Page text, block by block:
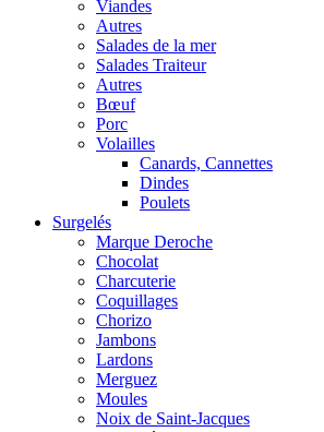
Viandes
Autres
Salades de la mer
Salades Traiteur
Autres
Bœuf
Porc
Volailles
Canards, Cannettes
Dindes
Poulets
Surgelés
Marque Deroche
Chocolat
Charcuterie
Coquillages
Chorizo
Jambons
Lardons
Merguez
Moules
Noix de Saint-Jacques